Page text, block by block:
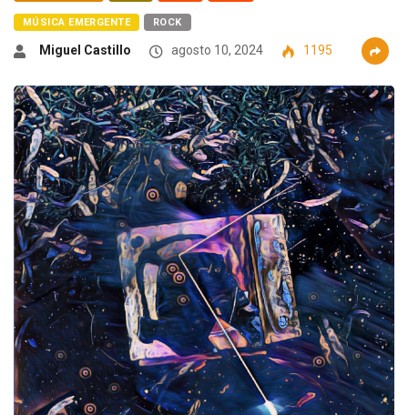
MÚSICA EMERGENTE ROCK
Miguel Castillo agosto 10, 2024 1195